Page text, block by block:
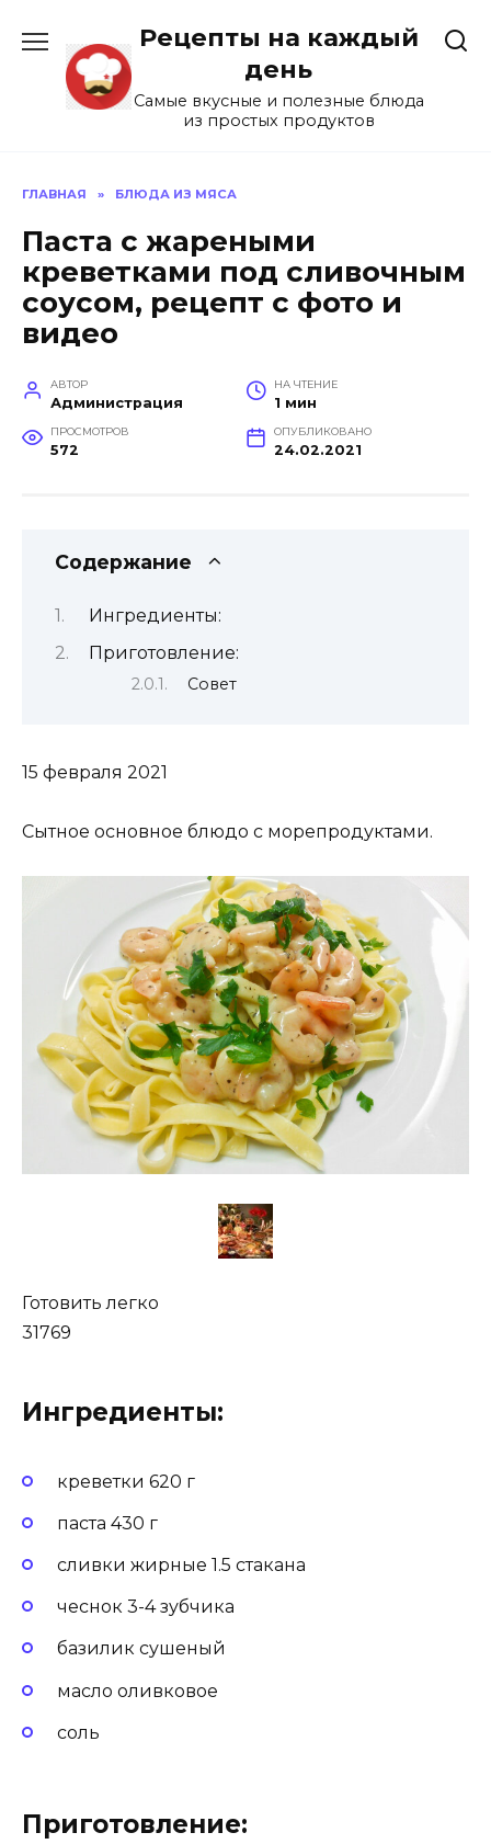
содержанию
Рецепты на каждый
день
Самые вкусные и полезные блюда
из простых продуктов
ГЛАВНАЯ » БЛЮДА ИЗ МЯСА
Паста с жареными
креветками под сливочным
соусом, рецепт с фото и
видео
АВТОР
Администрация
НА ЧТЕНИЕ
1 мин
ПРОСМОТРОВ
572
ОПУБЛИКОВАНО
24.02.2021
Содержание
Ингредиенты:
Приготовление:
Совет
15 февраля 2021
Сытное основное блюдо с морепродуктами.
Готовить легко
31769
Ингредиенты:
креветки 620 г
паста 430 г
сливки жирные 1.5 стакана
чеснок 3-4 зубчика
базилик сушеный
масло оливковое
соль
Приготовление: